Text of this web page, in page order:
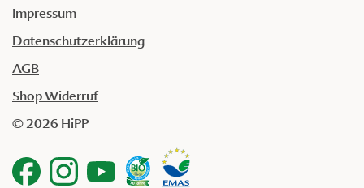
Impressum
Datenschutzerklärung
AGB
Shop Widerruf
© 2026 HiPP